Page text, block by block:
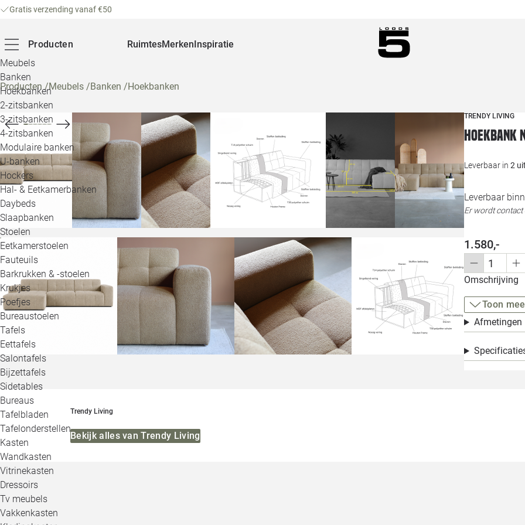
Gratis verzending vanaf €50
Producten
Meubels
Banken
Hoekbanken
2-zitsbanken
3-zitsbanken
4-zitsbanken
Modulaire banken
U-banken
Hockers
Hal- & Eetkamerbanken
Daybeds
Slaapbanken
Stoelen
Eetkamerstoelen
Fauteuils
Barkrukken & -stoelen
Krukjes
Poefjes
Bureaustoelen
Tafels
Eettafels
Salontafels
Bijzettafels
Sidetables
Bureaus
Tafelbladen
Tafelonderstellen
Kasten
Wandkasten
Vitrinekasten
Dressoirs
Tv meubels
Vakkenkasten
RuimtesMerkenInspiratie
Producten/Meubels /Banken /Hoekbanken
TRENDY LIVING
Hoekbank
Leverbaar in 2
Leverbaar
Er wordt
1.580,-
Omschrijving
Toon
Afmetingen
Trendy Living
Bekijk alles van Trendy Living